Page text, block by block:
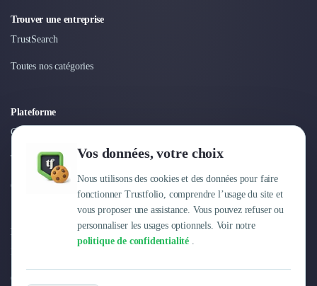
Vos données, votre choix
Nous utilisons des cookies et des données pour faire
fonctionner Trustfolio, comprendre l’usage du site et
vous proposer une assistance. Vous pouvez refuser ou
personnaliser les usages optionnels. Voir notre
politique de confidentialité .
Trouver une entreprise
TrustSearch
Toutes nos catégories
Plateforme
Connexion
Tarifs
Centre d'aide
Entreprise
Pourquoi Trustfolio ?
Offres d'emploi